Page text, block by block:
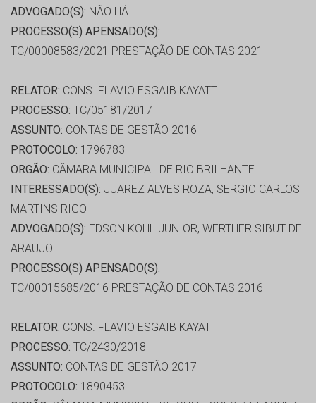
ADVOGADO(S): NÃO HÁ
PROCESSO(S) APENSADO(S):
TC/00008583/2021 PRESTAÇÃO DE CONTAS 2021
RELATOR: CONS. FLAVIO ESGAIB KAYATT
PROCESSO: TC/05181/2017
ASSUNTO: CONTAS DE GESTÃO 2016
PROTOCOLO: 1796783
ORGÃO: CÂMARA MUNICIPAL DE RIO BRILHANTE
INTERESSADO(S): JUAREZ ALVES ROZA, SERGIO CARLOS
MARTINS RIGO
ADVOGADO(S): EDSON KOHL JUNIOR, WERTHER SIBUT DE
ARAUJO
PROCESSO(S) APENSADO(S):
TC/00015685/2016 PRESTAÇÃO DE CONTAS 2016
RELATOR: CONS. FLAVIO ESGAIB KAYATT
PROCESSO: TC/2430/2018
ASSUNTO: CONTAS DE GESTÃO 2017
PROTOCOLO: 1890453